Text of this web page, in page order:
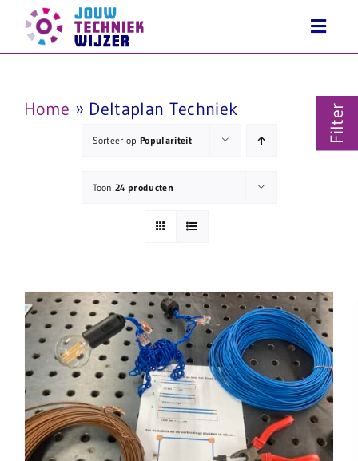
naar
Home » Deltaplan Techniek
Sorteer opPopulariteit
Toon24 producten
Filter